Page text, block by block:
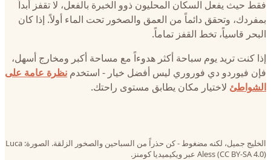
فقط حيث يفعل السكان المحليون ذوو الخبرة بالفعل، لا تقفز أبداً
بمفردك، وتحقق دائماً من العمق والصخور تحت الماء أولاً. إذا كان
البحر قاسياً، تخط القفز تماماً.
إذا كنت تريد يوم سباحة أكثر هدوءاً مع مساحة أكبر ومخارج أسهل،
فإن فيوردو دي فوروري ليس أفضل خيار - استخدم نظرة عامة على
الشواطئ لاختيار مكان يطابق مستوى راحتك.
الخليج جميل، لكنه مضغوط - كن حذراً من السباحين والصخور الزلقة. الصورة: Luca
Aless (CC BY-SA 4.0) عبر ويكيميديا كومنز.